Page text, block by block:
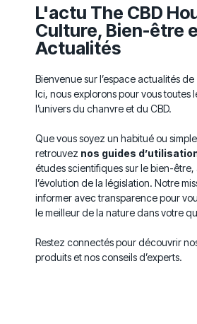
L'actu The CBD
Culture, Bien-être
Actualités
Bienvenue sur l’espace actualités de
Ici, nous explorons pour vous toutes
l’univers du chanvre et du CBD.
Que vous soyez un habitué ou
retrouvez nos guides
études scientifiques sur le bien-être,
l’évolution de la législation. Notre
informer avec transparence pour
le meilleur de la nature dans votre
Restez connectés pour découvrir
produits et nos conseils d’experts.